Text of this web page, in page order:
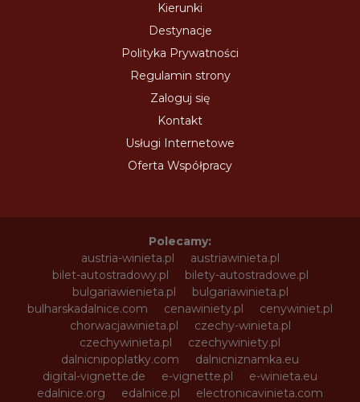
Kierunki
Destynacje
Polityka Prywatności
Regulamin strony
Zaloguj się
Kontakt
Usługi Internetowe
Oferta Współpracy
Polecamy:
austria-winieta.pl
austriawinieta.pl
bilet-autostradowy.pl
bilety-autostradowe.pl
bulgariawienieta.pl
bulgariawinieta.pl
bulharskadalnice.com
cenawiniety.pl
cenywiniet.pl
chorwacjawinieta.pl
czechy-winieta.pl
czechywinieta.pl
czechywiniety.pl
dalnicnipoplatky.com
dalnicniznamka.eu
digital-vignette.de
e-vignette.pl
e-winieta.eu
edalnice.org
edalnice.pl
electronicavinieta.com